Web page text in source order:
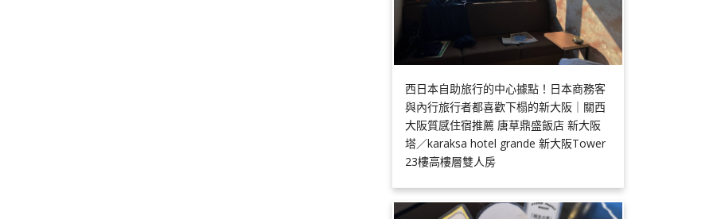
西日本自助旅行的中心據點！日本商務客
與內行旅行者都喜歡下榻的新大阪｜關西
大阪質感住宿推薦 唐草鼎盛飯店 新大阪
塔／karaksa hotel grande 新大阪Tower
23樓高樓層雙人房